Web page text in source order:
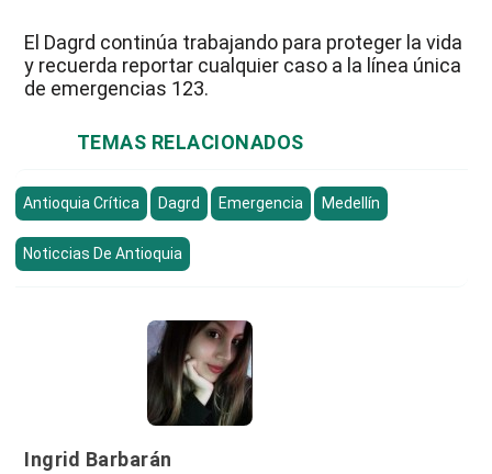
El Dagrd continúa trabajando para proteger la vida
y recuerda reportar cualquier caso a la línea única
de emergencias 123.
TEMAS RELACIONADOS
Antioquia Crítica Dagrd Emergencia Medellín
Noticcias De Antioquia
Ingrid Barbarán